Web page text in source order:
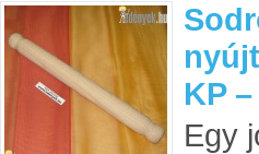
KP
Egy